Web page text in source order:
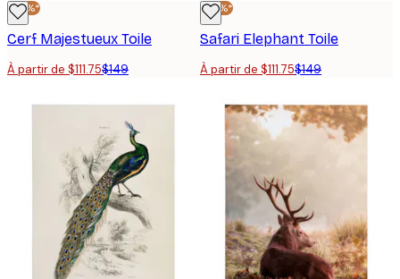
-25%*
Cerf Majestueux Toile
À partir de $111.75$149
-25%*
Safari Elephant Toile
À partir de $111.75$149